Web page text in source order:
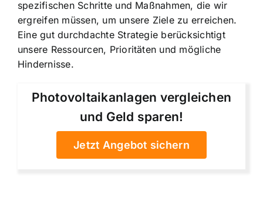
spezifischen Schritte und Maßnahmen, die wir
ergreifen müssen, um unsere Ziele zu erreichen.
Eine gut durchdachte Strategie berücksichtigt
unsere Ressourcen, Prioritäten und mögliche
Hindernisse.
Photovoltaikanlagen vergleichen
und Geld sparen!
Jetzt Angebot sichern